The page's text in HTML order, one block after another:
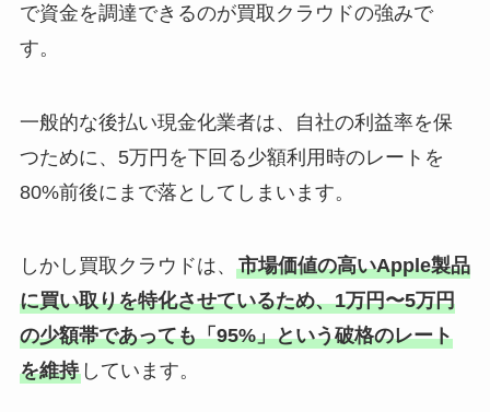
で資金を調達できるのが買取クラウドの強みで
す。
一般的な後払い現金化業者は、自社の利益率を保
つために、5万円を下回る少額利用時のレートを
80%前後にまで落としてしまいます。
しかし買取クラウドは、 市場価値の高いApple製品
に買い取りを特化させているため、1万円〜5万円
の少額帯であっても「95%」という破格のレート
を維持しています。